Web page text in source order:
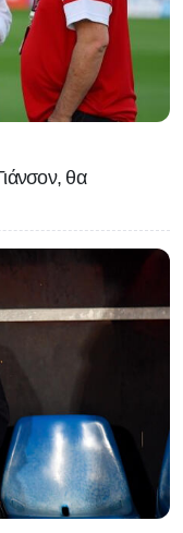
θα